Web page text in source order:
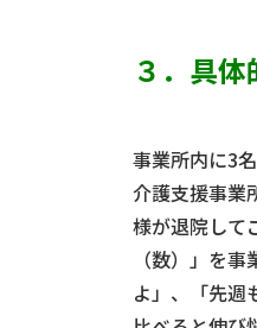
３．具
事業所内に3
介護支援事業
様が退院して
（数）」を
よ」、「先週